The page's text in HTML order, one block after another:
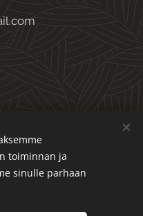
toiminnan ja
sinulle parhaan